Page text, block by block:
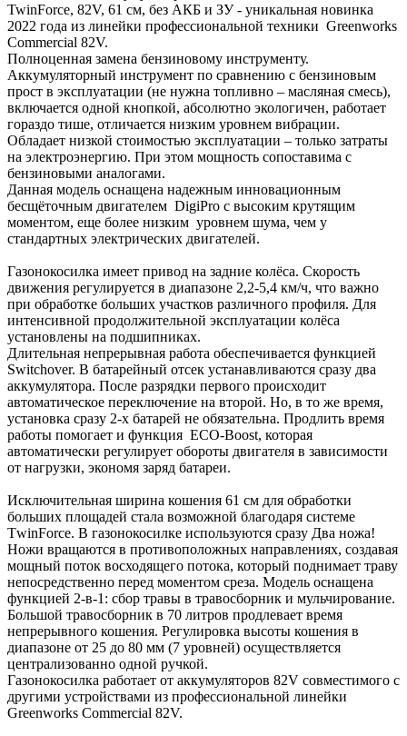
TwinForce, 82V, 61 см, без АКБ и ЗУ - уникальная новинка
2022 года из линейки профессиональной техники Greenworks
Commercial 82V.
Полноценная замена бензиновому инструменту.
Аккумуляторный инструмент по сравнению с бензиновым
прост в эксплуатации (не нужна топливно – масляная смесь),
включается одной кнопкой, абсолютно экологичен, работает
гораздо тише, отличается низким уровнем вибрации.
Обладает низкой стоимостью эксплуатации – только затраты
на электроэнергию. При этом мощность сопоставима с
бензиновыми аналогами.
Данная модель оснащена надежным инновационным
бесщёточным двигателем DigiPro с высоким крутящим
моментом, еще более низким уровнем шума, чем у
стандартных электрических двигателей.
Газонокосилка имеет привод на задние колёса. Скорость
движения регулируется в диапазоне 2,2-5,4 км/ч, что важно
при обработке больших участков различного профиля. Для
интенсивной продолжительной эксплуатации колёса
установлены на подшипниках.
Длительная непрерывная работа обеспечивается функцией
Switchover. В батарейный отсек устанавливаются сразу два
аккумулятора. После разрядки первого происходит
автоматическое переключение на второй. Но, в то же время,
установка сразу 2-х батарей не обязательна. Продлить время
работы помогает и функция ECO-Boost, которая
автоматически регулирует обороты двигателя в зависимости
от нагрузки, экономя заряд батареи.
Исключительная ширина кошения 61 см для обработки
больших площадей стала возможной благодаря системе
ТwinForсe. В газонокосилке используются сразу Два ножа!
Ножи вращаются в противоположных направлениях, создавая
мощный поток восходящего потока, который поднимает траву
непосредственно перед моментом среза. Модель оснащена
функцией 2-в-1: сбор травы в травосборник и мульчирование.
Большой травосборник в 70 литров продлевает время
непрерывного кошения. Регулировка высоты кошения в
диапазоне от 25 до 80 мм (7 уровней) осуществляется
централизованно одной ручкой.
Газонокосилка работает от аккумуляторов 82V совместимого с
другими устройствами из профессиональной линейки
Greenworks Commercial 82V.